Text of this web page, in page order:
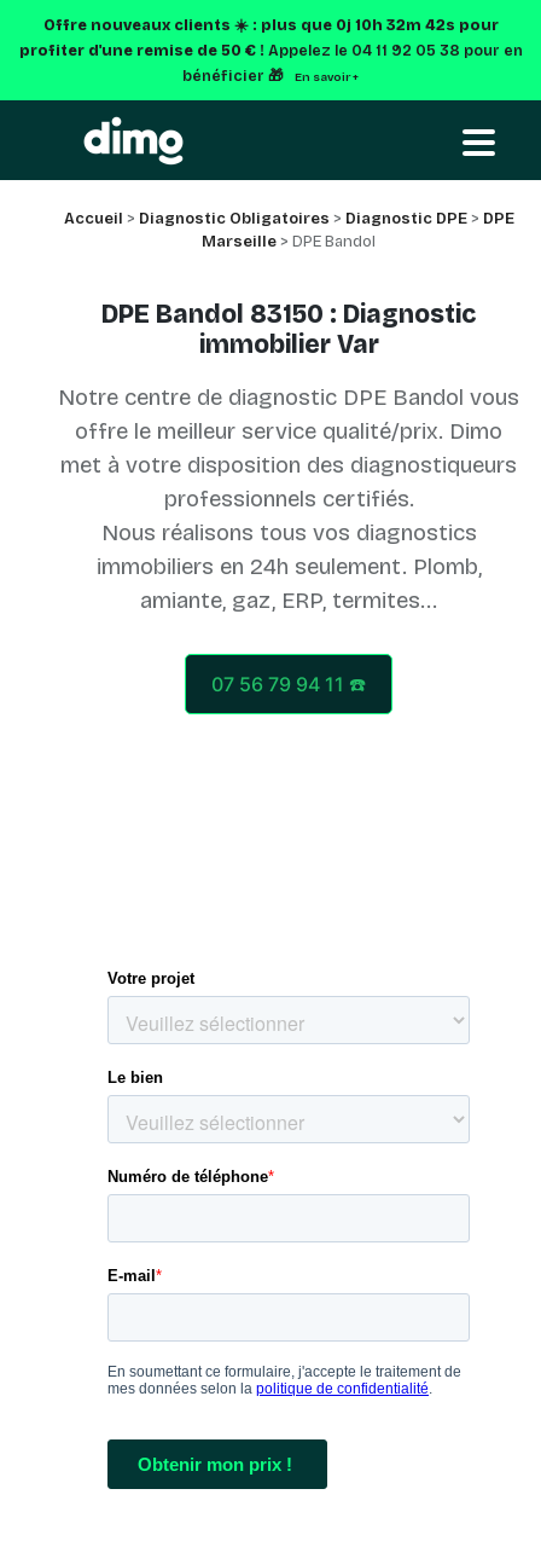
Offre nouveaux clients ☀️ : plus que 0j 10h 32m 42s pour
profiter d'une remise de 50 € ! Appelez le 04 11 92 05 38 pour en
bénéficier 🎁
En savoir +
Accueil > Diagnostic Obligatoires > Diagnostic DPE> DPE
Marseille> DPE Bandol
DPE Bandol 83150 : Diagnostic
immobilier Var
Notre centre de diagnostic DPE Bandol vous
offre le meilleur service qualité/prix. Dimo
met à votre disposition des diagnostiqueurs
professionnels certifiés.
Nous réalisons tous vos diagnostics
immobiliers en 24h seulement. Plomb,
07 56 79 94 11 ☎️